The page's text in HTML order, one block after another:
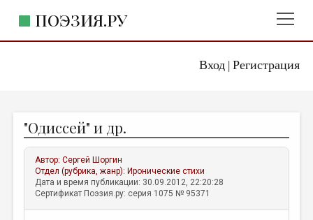
Вход| Регистрация
ПОЭЗИЯ.РУ
ЖАНРЫ
АВТОРЫ
КОММЕНТАРИИ
ЛИТСАЛОН
"Одиссей" и др.
Автор:Сергей Шоргин
Отдел (рубрика, жанр): Иронические стихи
Дата и время публикации: 30.09.2012, 22:20:28
Сертификат Поэзия.ру: серия 1075 № 95371